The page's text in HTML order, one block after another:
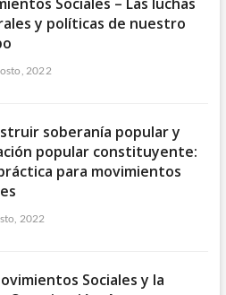
y políticas de nuestro
2022
soberanía popular y
popular constituyente:
para movimientos
2022
Sociales y la